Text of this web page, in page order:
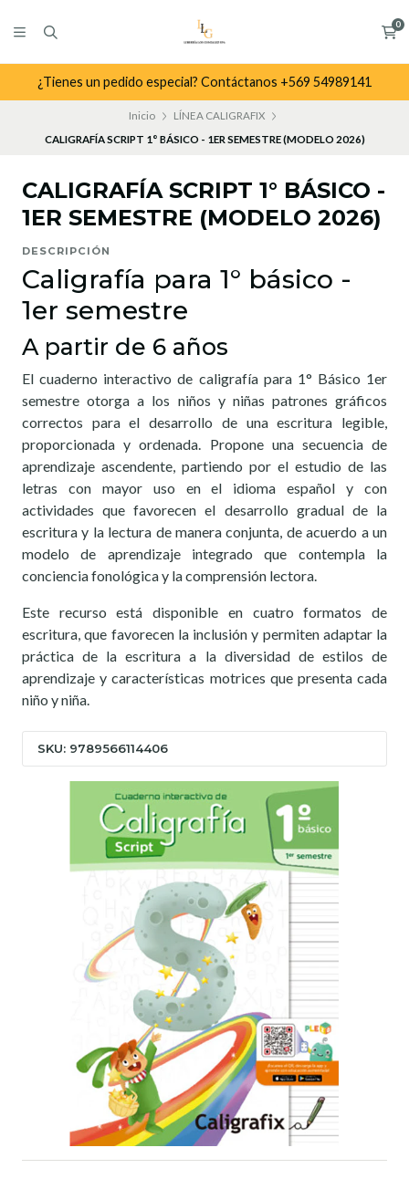
0
¿Tienes un pedido especial? Contáctanos +569 54989141
Inicio
LÍNEA CALIGRAFIX
CALIGRAFÍA SCRIPT 1° BÁSICO - 1ER SEMESTRE (MODELO 2026)
CALIGRAFÍA SCRIPT 1° BÁSICO -
1ER SEMESTRE (MODELO 2026)
DESCRIPCIÓN
Caligrafía para 1° básico -
1er semestre
A partir de 6 años
El cuaderno interactivo de caligrafía para 1° Básico 1er
semestre otorga a los niños y niñas patrones gráficos
correctos para el desarrollo de una escritura legible,
proporcionada y ordenada. Propone una secuencia de
aprendizaje ascendente, partiendo por el estudio de las
letras con mayor uso en el idioma español y con
actividades que favorecen el desarrollo gradual de la
escritura y la lectura de manera conjunta, de acuerdo a un
modelo de aprendizaje integrado que contempla la
conciencia fonológica y la comprensión lectora.
Este recurso está disponible en cuatro formatos de
escritura, que favorecen la inclusión y permiten adaptar la
práctica de la escritura a la diversidad de estilos de
aprendizaje y características motrices que presenta cada
niño y niña.
SKU: 9789566114406